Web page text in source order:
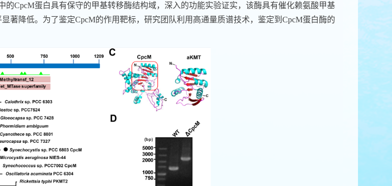
的CpcM蛋白具有保守的甲基转移酶结构域，深入的功能实验证实，该酶具有催化赖氨酸甲基
著降低。为了鉴定CpcM的作用靶标，研究团队利用高通量质谱技术，鉴定到 CpcM蛋白酶的